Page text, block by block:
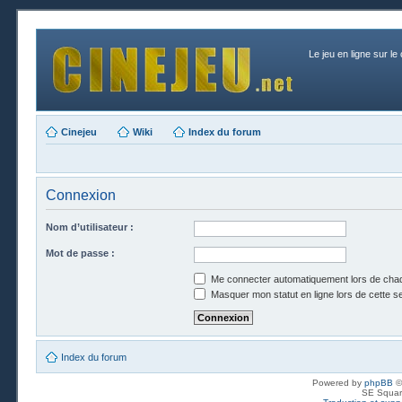
Le jeu en ligne sur le
Cinejeu Wiki Index du forum
Connexion
Nom d’utilisateur :
Mot de passe :
Me connecter automatiquement lors de
Masquer mon statut en ligne lors de cette
Index du forum
Powered by phpBB
SE